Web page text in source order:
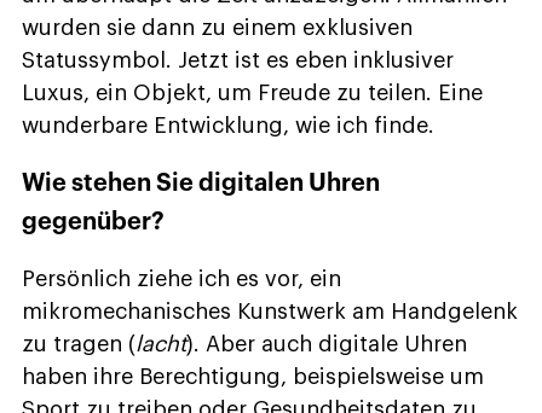
wurden sie dann zu einem exklusiven
Statussymbol. Jetzt ist es eben inklusiver
Luxus, ein Objekt, um Freude zu teilen. Eine
wunderbare Entwicklung, wie ich finde.
Wie stehen Sie digitalen Uhren
gegenüber?
Persönlich ziehe ich es vor, ein
mikromechanisches Kunstwerk am Handgelenk
zu tragen (lacht). Aber auch digitale Uhren
haben ihre Berechtigung, beispielsweise um